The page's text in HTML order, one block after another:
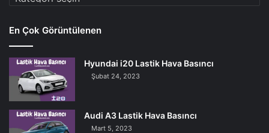
Markaları
En Çok Görüntülenen
Hyundai i20 Lastik Hava Basıncı
Şubat 24, 2023
Audi A3 Lastik Hava Basıncı
Mart 5, 2023